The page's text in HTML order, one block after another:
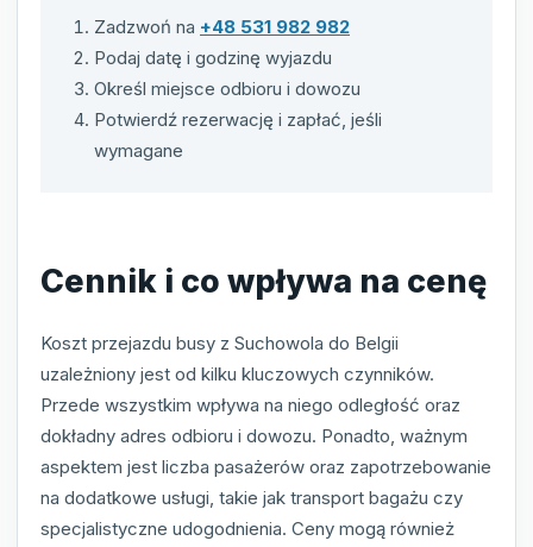
Zadzwoń na +48 531 982 982
Podaj datę i godzinę wyjazdu
Określ miejsce odbioru i dowozu
Potwierdź rezerwację i zapłać, jeśli
wymagane
Cennik i co wpływa na cenę
Koszt przejazdu busy z Suchowola do Belgii
uzależniony jest od kilku kluczowych czynników.
Przede wszystkim wpływa na niego odległość oraz
dokładny adres odbioru i dowozu. Ponadto, ważnym
aspektem jest liczba pasażerów oraz zapotrzebowanie
na dodatkowe usługi, takie jak transport bagażu czy
specjalistyczne udogodnienia. Ceny mogą również